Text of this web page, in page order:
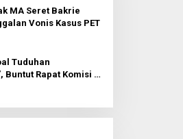
MA Seret Bakrie
Vonis Kasus PET
Tuduhan
Buntut Rapat Komisi II
Ahmad